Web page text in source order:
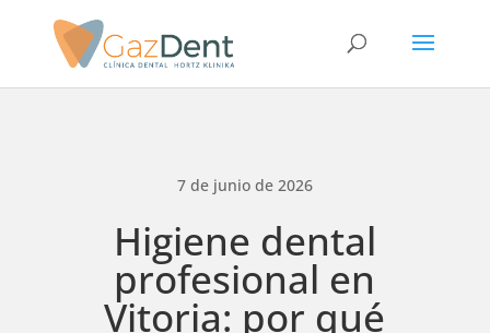
7 de junio de 2026
Higiene dental
profesional en
Vitoria: por qué